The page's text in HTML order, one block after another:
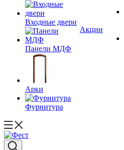
Входные двери
Панели МДФ
Арки
Фурнитура
Акции